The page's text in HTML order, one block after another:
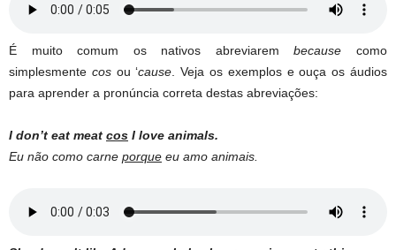
É muito comum os nativos abreviarembecause como
simplesmente cosou ‘cause . Veja os exemplos e ouça os áudios
para aprender a pronúncia correta destas abreviações:
I don’t eat meat cos I love animals.
Eu não como carne porque eu amo animais.